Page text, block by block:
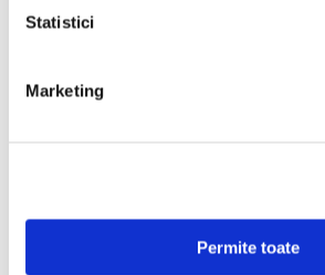
Statistici
Marketing
Permite toate
Martie 2024
Ianuarie 2024